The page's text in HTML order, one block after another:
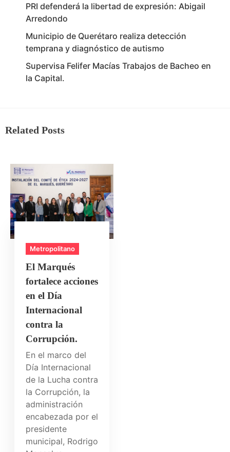
PRI defenderá la libertad de expresión: Abigail
Arredondo
Municipio de Querétaro realiza detección
temprana y diagnóstico de autismo
Supervisa Felifer Macías Trabajos de Bacheo en
la Capital.
Related Posts
Metropolitano
El Marqués
fortalece acciones
en el Día
Internacional
contra la
Corrupción.
En el marco del
Día Internacional
de la Lucha contra
la Corrupción, la
administración
encabezada por el
presidente
municipal, Rodrigo